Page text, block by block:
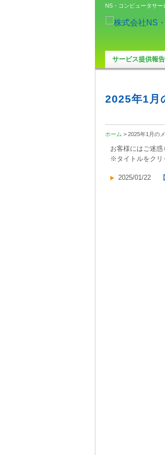
NS・コンピュータサー
サービス提供報告
2025年1月
ホーム > 2025年1月の
お客様にはご迷
※タイトルをクリ
2025/01/22